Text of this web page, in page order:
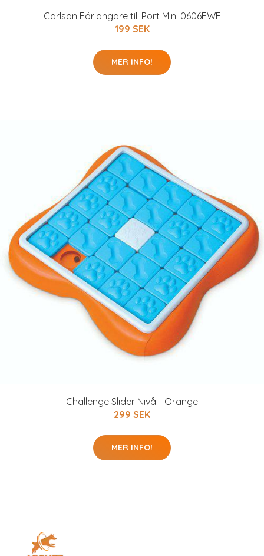
Carlson Förlängare till Port Mini 0606EWE
199 SEK
MER INFO!
Challenge Slider Nivå - Orange
299 SEK
MER INFO!